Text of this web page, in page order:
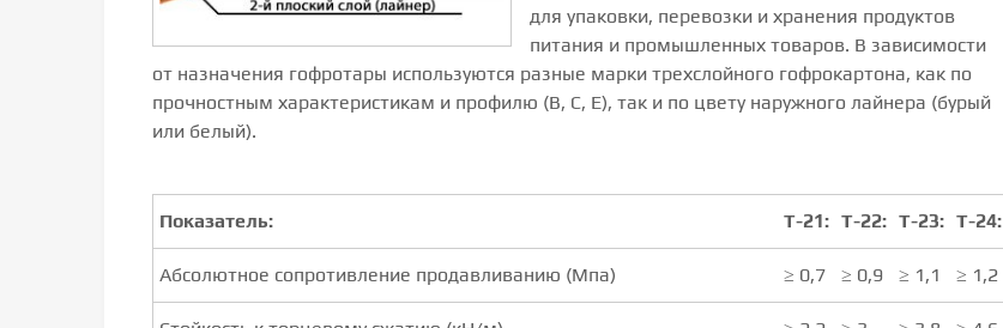
для упаковки, перевозки и хранения продуктов
питания и промышленных товаров. В зависимости
от назначения гофротары используются разные марки трехслойного гофрокартона, как по
прочностным характеристикам и профилю (В, С, Е), так и по цвету наружного лайнера (бурый
или белый).
Показатель: Т-21: Т-22: Т-23: Т-24:
Абсолютное сопротивление продавливанию (Мпа) ≥ 0,7 ≥ 0,9 ≥ 1,1 ≥ 1,2